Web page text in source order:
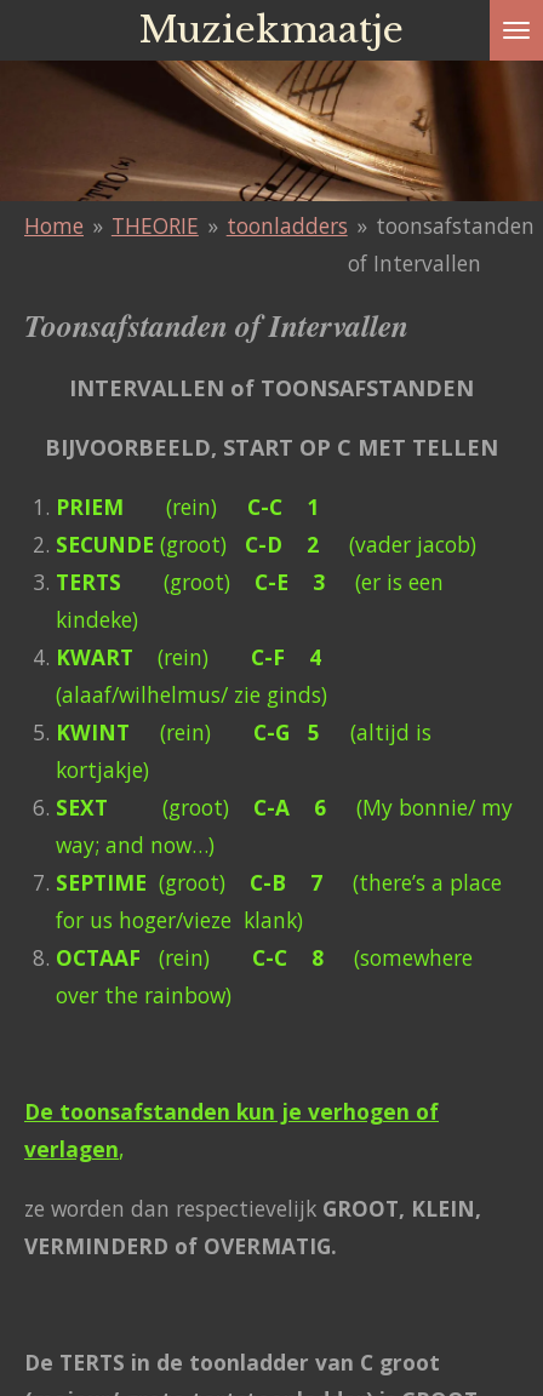
direct
hoofdinhoud
Muziekmaatje
Home » THEORIE » toonladders » toonsafstanden
of Intervallen
Toonsafstanden of Intervallen
INTERVALLEN of TOONSAFSTANDEN
BIJVOORBEELD, START OP C MET TELLEN
PRIEM (rein) C-C 1
SECUNDE (groot) C-D 2 (vader jacob)
TERTS (groot) C-E 3 (er is een
kindeke)
KWART (rein) C-F 4
(alaaf/wilhelmus/ zie ginds)
KWINT (rein) C-G 5 (altijd is
kortjakje)
SEXT
(groot) C-A 6 (My bonnie/ my
way; and now…)
SEPTIME (groot) C-B 7 (there’s a place
for us hoger/vieze klank)
OCTAAF (rein) C-C 8 (somewhere
over the rainbow)
De toonsafstanden kun je verhogen of
verlagen,
ze worden dan respectievelijk GROOT, KLEIN,
VERMINDERD of OVERMATIG.
De TERTS in de toonladder van C groot